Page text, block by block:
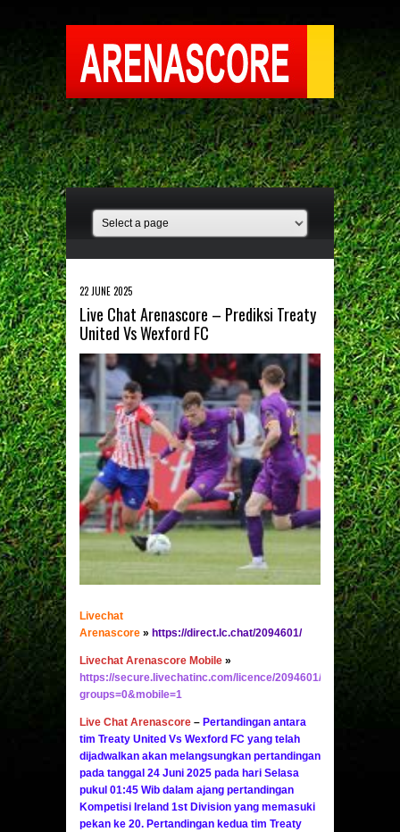
22 JUNE 2025
Live Chat Arenascore – Prediksi Treaty
United Vs Wexford FC
Livechat
Arenascore » https://direct.lc.chat/2094601/
Livechat Arenascore Mobile »
https://secure.livechatinc.com/licence/2094601/v2/
groups=0&mobile=1
Live Chat Arenascore – Pertandingan antara
tim Treaty United Vs Wexford FC yang telah
dijadwalkan akan melangsungkan pertandingan
pada tanggal 24 Juni 2025 pada hari Selasa
pukul 01:45 Wib dalam ajang pertandingan
Kompetisi Ireland 1st Division yang memasuki
pekan ke 20. Pertandingan kedua tim Treaty